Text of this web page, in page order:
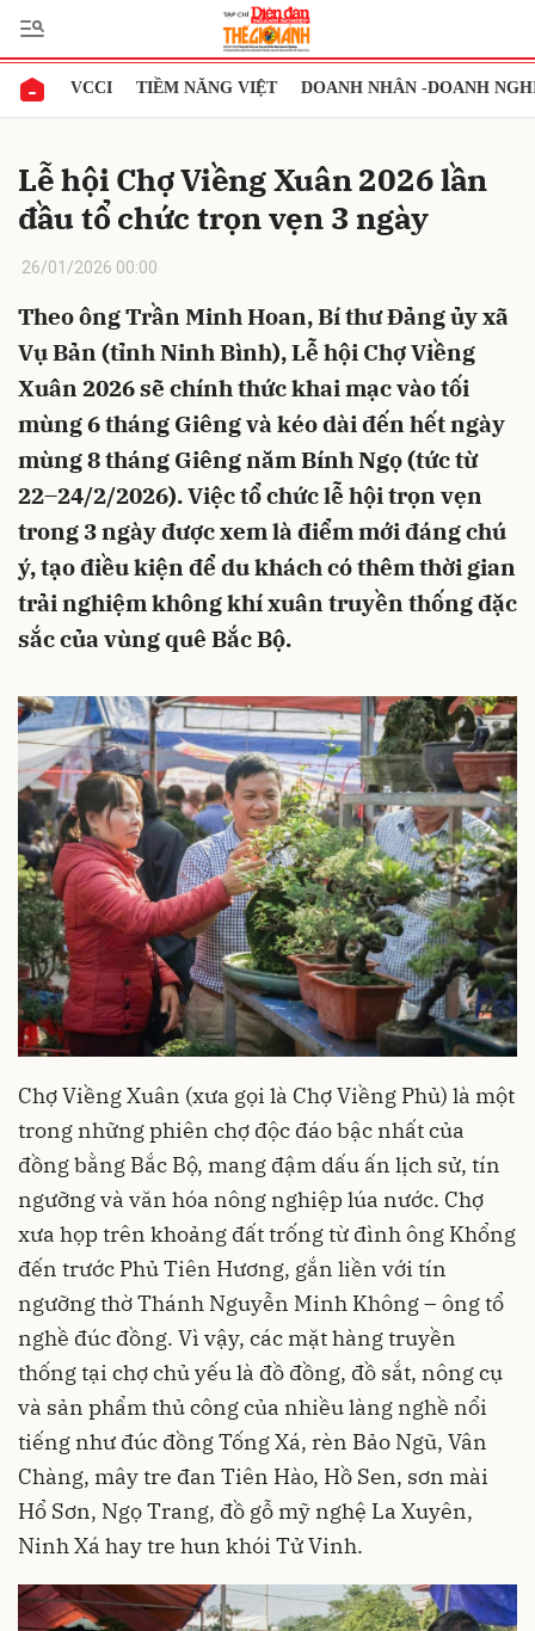
VCCI TIỀM NĂNG VIỆT DOANH NHÂN -DOANH
Lễ hội Chợ Viềng Xuân 2026 lần
đầu tổ chức trọn vẹn 3 ngày
26/01/2026 00:00
Theo ông Trần Minh Hoan, Bí thư Đảng ủy xã
Vụ Bản (tỉnh Ninh Bình), Lễ hội Chợ Viềng
Xuân 2026 sẽ chính thức khai mạc vào tối
mùng 6 tháng Giêng và kéo dài đến hết ngày
mùng 8 tháng Giêng năm Bính Ngọ (tức từ
22–24/2/2026). Việc tổ chức lễ hội trọn vẹn
trong 3 ngày được xem là điểm mới đáng chú
ý, tạo điều kiện để du khách có thêm thời gian
trải nghiệm không khí xuân truyền thống đặc
sắc của vùng quê Bắc Bộ.
Chợ Viềng Xuân (xưa gọi là Chợ Viềng Phủ) là một
trong những phiên chợ độc đáo bậc nhất của
đồng bằng Bắc Bộ, mang đậm dấu ấn lịch sử, tín
ngưỡng và văn hóa nông nghiệp lúa nước. Chợ
xưa họp trên khoảng đất trống từ đình ông Khổng
đến trước Phủ Tiên Hương, gắn liền với tín
ngưỡng thờ Thánh Nguyễn Minh Không – ông tổ
nghề đúc đồng. Vì vậy, các mặt hàng truyền
thống tại chợ chủ yếu là đồ đồng, đồ sắt, nông cụ
và sản phẩm thủ công của nhiều làng nghề nổi
tiếng như đúc đồng Tống Xá, rèn Bảo Ngũ, Vân
Chàng, mây tre đan Tiên Hào, Hồ Sen, sơn mài
Hổ Sơn, Ngọ Trang, đồ gỗ mỹ nghệ La Xuyên,
Ninh Xá hay tre hun khói Tử Vinh.
Gửi bình luận
Hủy Gửi